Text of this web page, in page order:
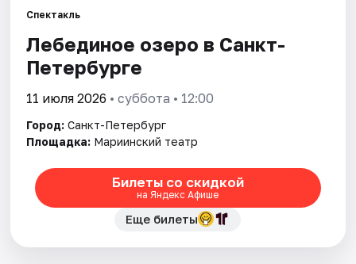
Города
Площадки
Рейтинги
Спектакль
Лебединое озеро в Санкт-
Петербурге
11 июля 2026 • суббота • 12:00
Город: Санкт-Петербург
Площадка: Мариинский театр
Билеты со скидкой
на Яндекс Афише
Еще билеты